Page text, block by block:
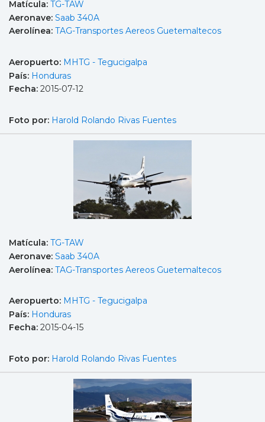
Matícula: TG-TAW
Aeronave: Saab 340A
Aerolínea: TAG-Transportes Aereos Guetemaltecos
Aeropuerto: MHTG - Tegucigalpa
País: Honduras
Fecha: 2015-07-12
Foto por: Harold Rolando Rivas Fuentes
Matícula: TG-TAW
Aeronave: Saab 340A
Aerolínea: TAG-Transportes Aereos Guetemaltecos
Aeropuerto: MHTG - Tegucigalpa
País: Honduras
Fecha: 2015-04-15
Foto por: Harold Rolando Rivas Fuentes